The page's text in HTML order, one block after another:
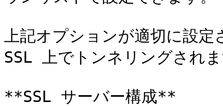
上記オプションが適切に設
SSL 上でトンネリングされ
**SSL サーバー構成**